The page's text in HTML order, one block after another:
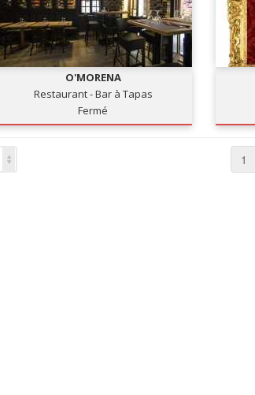
O'MORENA
Restaurant - Bar à Tapas
Fermé
1